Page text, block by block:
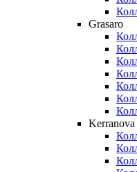
Grasaro
Kerranova